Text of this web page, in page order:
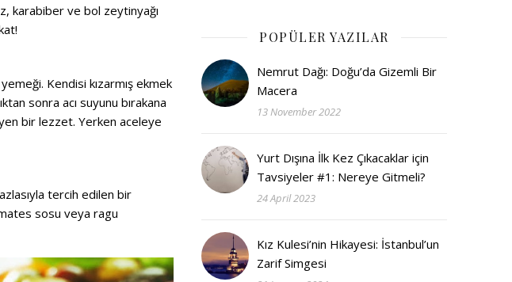
karabiber ve bol zeytinyağı
Kendisi kızarmış ekmek
sonra acı suyunu bırakana
bir lezzet. Yerken aceleye
tercih edilen bir
sosu veya ragu
POPÜLER YAZILAR
Nemrut Dağı: Doğu’da Gizemli Bir
Macera
13 November 2022
Yurt Dışına İlk Kez Çıkacaklar için
Tavsiyeler #1: Nereye Gitmeli?
24 April 2023
Kız Kulesi’nin Hikayesi: İstanbul’un
Zarif Simgesi